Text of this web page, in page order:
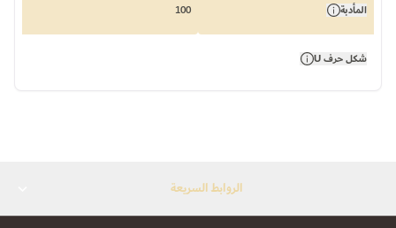
المأدبة 100
شكل حرف U
الروابط السريعة